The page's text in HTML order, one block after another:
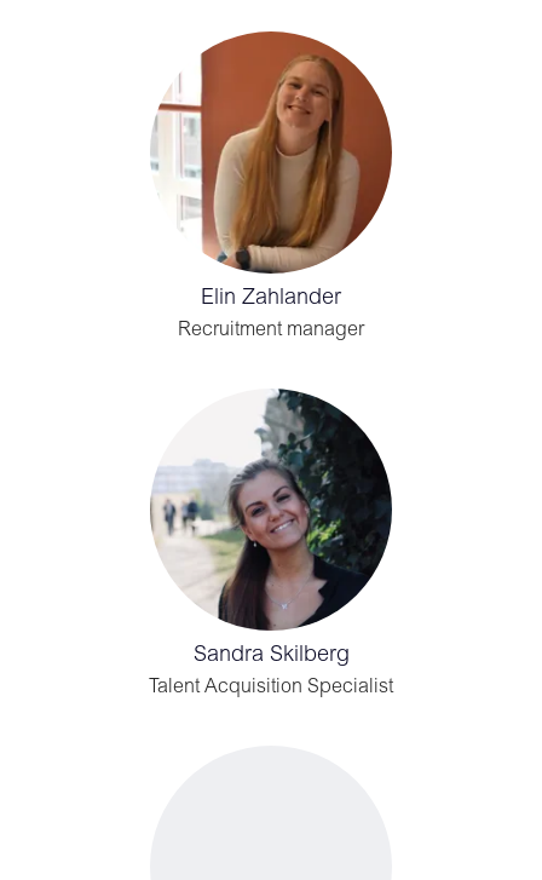
Elin Zahlander
Recruitment manager
Sandra Skilberg
Talent Acquisition Specialist